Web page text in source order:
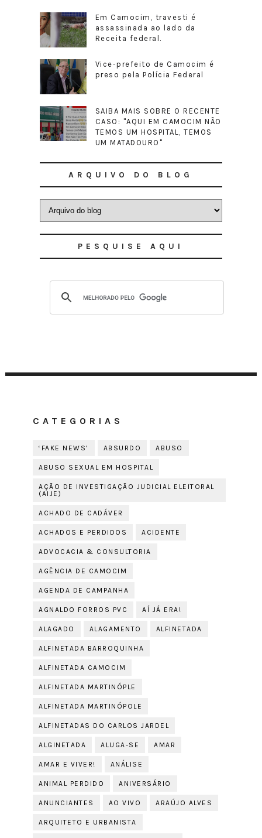
Em Camocim, travesti é
assassinada ao lado da
Receita federal.
Vice-prefeito de Camocim é
preso pela Polícia Federal
SAIBA MAIS SOBRE O RECENTE
CASO: "AQUI EM CAMOCIM NÃO
TEMOS UM HOSPITAL, TEMOS
UM MATADOURO"
ARQUIVO DO BLOG
PESQUISE AQUI
CATEGORIAS
‘FAKE NEWS’ ABSURDO ABUSO
ABUSO SEXUAL EM HOSPITAL
AÇÃO DE INVESTIGAÇÃO JUDICIAL ELEITORAL
(AIJE)
ACHADO DE CADÁVER
ACHADOS E PERDIDOS ACIDENTE
ADVOCACIA & CONSULTORIA
AGÊNCIA DE CAMOCIM
AGENDA DE CAMPANHA
AGNALDO FORROS PVC AÍ JÁ ERA!
ALAGADO ALAGAMENTO ALFINETADA
ALFINETADA BARROQUINHA
ALFINETADA CAMOCIM
ALFINETADA MARTINÓPLE
ALFINETADA MARTINÓPOLE
ALFINETADAS DO CARLOS JARDEL
ALGINETADA ALUGA-SE AMAR
AMAR E VIVER! ANÁLISE
ANIMAL PERDIDO ANIVERSÁRIO
ANUNCIANTES AO VIVO ARAÚJO ALVES
ARQUITETO E URBANISTA